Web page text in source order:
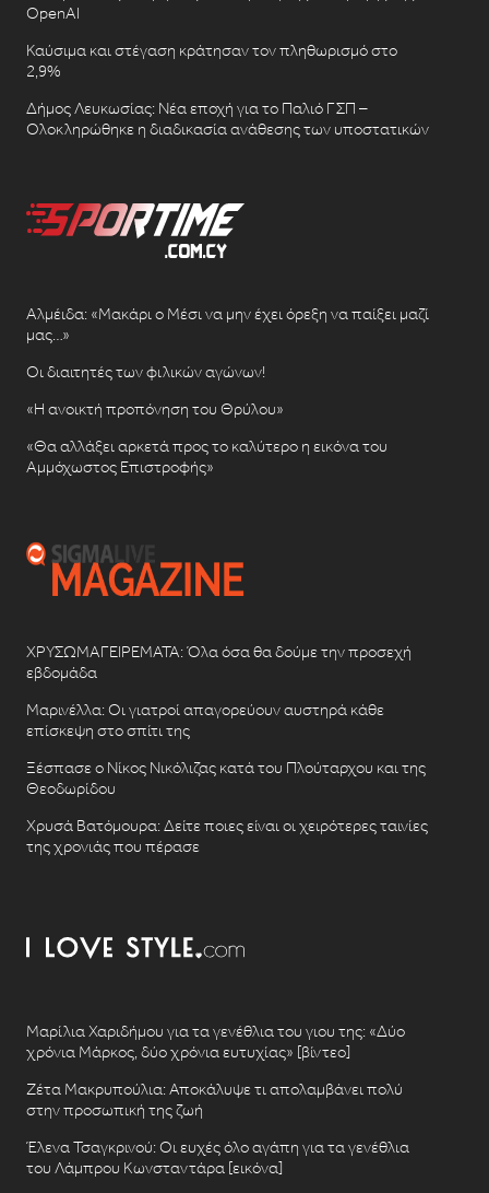
OpenAI
Καύσιμα και στέγαση κράτησαν τον πληθωρισμό στο
2,9%
Δήμος Λευκωσίας: Νέα εποχή για το Παλιό ΓΣΠ –
Ολοκληρώθηκε η διαδικασία ανάθεσης των υποστατικών
Αλμέιδα: «Μακάρι ο Μέσι να μην έχει όρεξη να παίξει μαζί
μας…»
Οι διαιτητές των φιλικών αγώνων!
«Η ανοικτή προπόνηση του Θρύλου»
«Θα αλλάξει αρκετά προς το καλύτερο η εικόνα του
Αμμόχωστος Επιστροφής»
ΧΡΥΣΩΜΑΓΕΙΡΕΜΑΤΑ: Όλα όσα θα δούμε την προσεχή
εβδομάδα
Μαρινέλλα: Οι γιατροί απαγορεύουν αυστηρά κάθε
επίσκεψη στο σπίτι της
Ξέσπασε ο Νίκος Νικόλιζας κατά του Πλούταρχου και της
Θεοδωρίδου
Χρυσά Βατόμουρα: Δείτε ποιες είναι οι χειρότερες ταινίες
της χρονιάς που πέρασε
Μαρίλια Χαριδήμου για τα γενέθλια του γιου της: «Δύο
χρόνια Μάρκος, δύο χρόνια ευτυχίας» [βίντεο]
Ζέτα Μακρυπούλια: Αποκάλυψε τι απολαμβάνει πολύ
στην προσωπική της ζωή
Έλενα Τσαγκρινού: Οι ευχές όλο αγάπη για τα γενέθλια
του Λάμπρου Κωνσταντάρα [εικόνα]